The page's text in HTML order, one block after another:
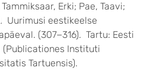
Erki; Pae, Taavi;
Uurimusi eestikeelse
(307−316). Tartu: Eesti
(Publicationes Instituti
Tartuensis).